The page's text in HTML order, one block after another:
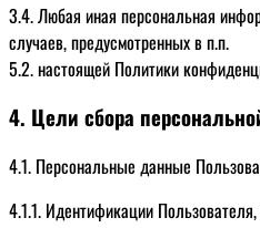
3.4. Любая иная персональная
случаев, предусмотренных в п.п.
5.2. настоящей Политики
4. Цели сбора
4.1. Персональные данные
4.1.1. Идентификации